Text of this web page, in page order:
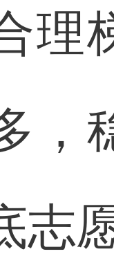
理
，
志